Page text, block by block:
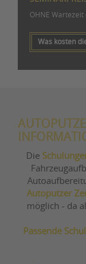
OHNE
Was kosten
Die
Autoputzer
möglich - da
Passende